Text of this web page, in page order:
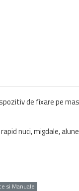
de fixare pe
nuci, migdale,
si Manuale